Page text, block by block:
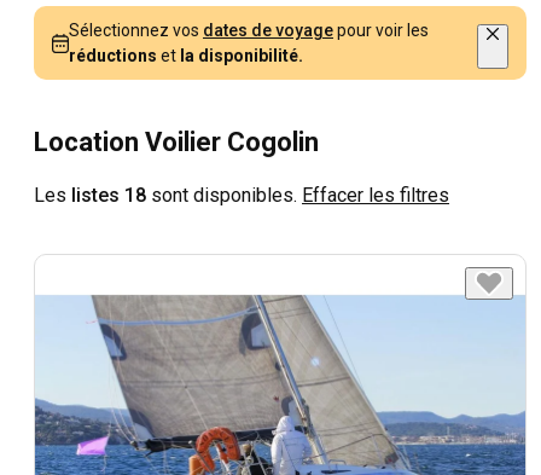
Sélectionnez vos dates de voyagepour voir les
réductions et la disponibilité.
Location Voilier Cogolin
Les listes 18 sont disponibles. Effacer les filtres